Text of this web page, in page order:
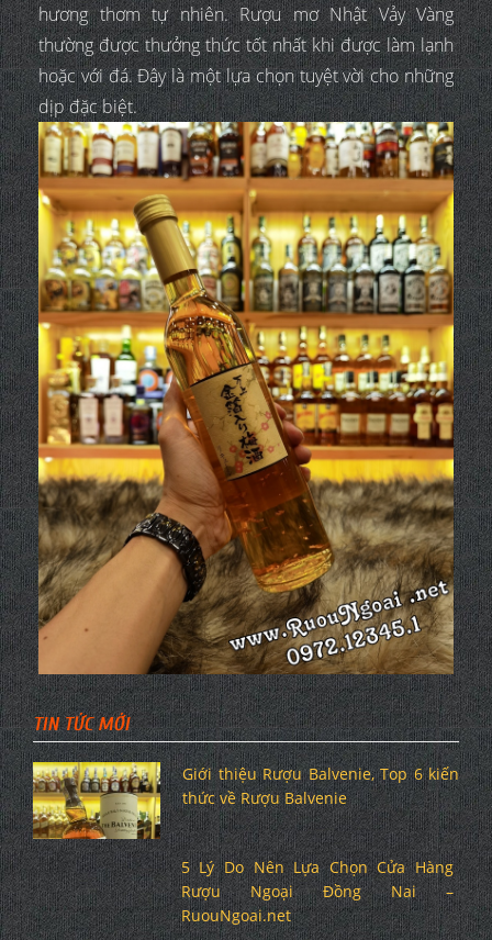
hương thơm tự nhiên. Rượu mơ Nhật Vảy Vàng
thường được thưởng thức tốt nhất khi được làm lạnh
hoặc với đá. Đây là một lựa chọn tuyệt vời cho những
dịp đặc biệt.
TIN TỨC MỚI
Giới thiệu Rượu Balvenie, Top 6 kiến
thức về Rượu Balvenie
5 Lý Do Nên Lựa Chọn Cửa Hàng
Rượu Ngoại Đồng Nai –
RuouNgoai.net